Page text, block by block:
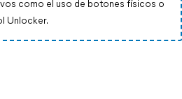
como el uso de botones físicos o
Unlocker.